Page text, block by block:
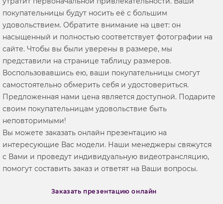
покупательницы будут носить её с большим
удовольствием. Обратите внимание на цвет: он
насыщенный и полностью соответствует фотографии на
сайте. Чтобы вы были уверены в размере, мы
представили на странице таблицу размеров.
Воспользовавшись ею, ваши покупательницы смогут
самостоятельно обмерить себя и удостовериться.
Предложенная нами цена является доступной. Подарите
своим покупательницам удовольствие быть
неповторимыми!
Вы можете заказать онлайн презентацию на
интересующие Вас модели. Наши менеджеры свяжутся
с Вами и проведут индивидуальную видеотрансляцию,
помогут составить заказ и ответят на Ваши вопросы.
Заказать презентацию онлайн